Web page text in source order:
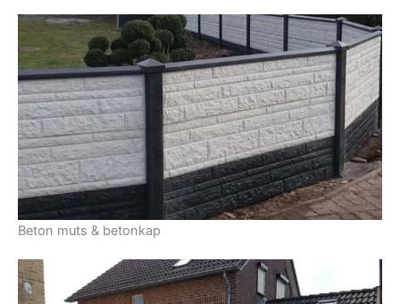
Beton muts & betonkap